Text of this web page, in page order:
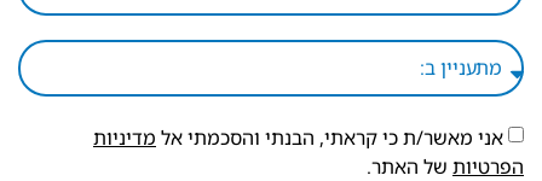
אני מאשר/ת כי קראתי, הבנתי והסכמתי אל מדיניות
הפרטיות של האתר.